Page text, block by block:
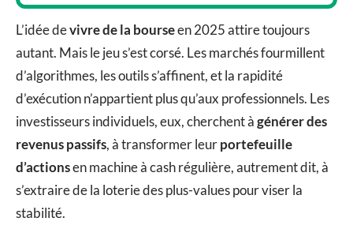
L’idée devivre de la bourseen 2025 attire toujours
autant. Mais le jeu s’est corsé. Les marchés fourmillent
d’algorithmes, les outils s’affinent, et la rapidité
d’exécution n’appartient plus qu’aux professionnels. Les
investisseurs individuels, eux, cherchent àgénérer des
revenus passifs, à transformer leurportefeuille
d’actionsen machine à cash régulière, autrement dit, à
s’extraire de la loterie des plus-values pour viser la
stabilité.